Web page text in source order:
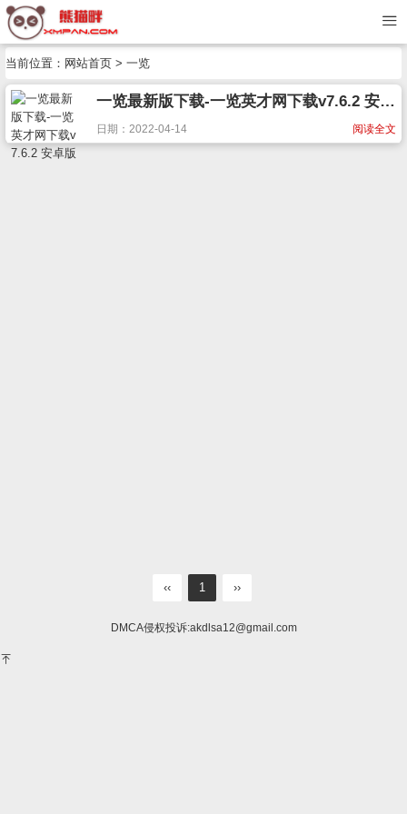
当前位置： 网站首页 > 一览
一览最新版下载-一览英才网下载v7.6.2 安卓版
阅读全文
日期：2022-04-14
‹‹ 1 ››
DMCA侵权投诉:akdlsa12@gmail.com